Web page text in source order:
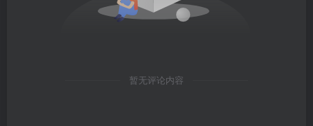
暂无评论内容